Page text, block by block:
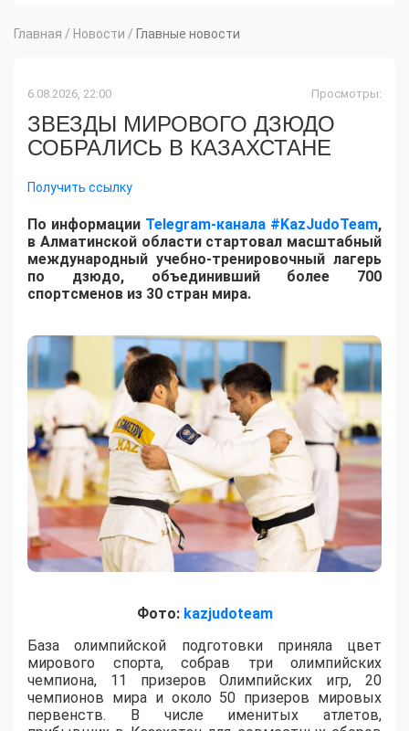
Главная / Новости / Главные новости
6.08.2026, 22:00 Просмотры:
ЗВЕЗДЫ МИРОВОГО ДЗЮДО
СОБРАЛИСЬ В КАЗАХСТАНЕ
Получить ссылку
По информации Telegram-канала #KazJudoTeam,
в Алматинской области стартовал масштабный
международный учебно-тренировочный лагерь
по дзюдо, объединивший более 700
спортсменов из 30 стран мира.
Фото: kazjudoteam
База олимпийской подготовки приняла цвет
мирового спорта, собрав три олимпийских
чемпиона, 11 призеров Олимпийских игр, 20
чемпионов мира и около 50 призеров мировых
первенств. В числе именитых атлетов,